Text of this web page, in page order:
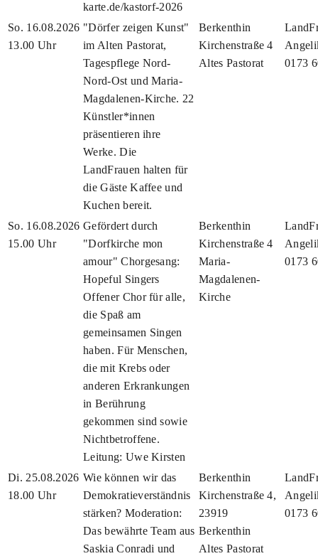
karte.de/kastorf-2026
So. 16.08.2026
13.00 Uhr
"Dörfer zeigen Kunst"
im Alten Pastorat,
Tagespflege Nord-
Nord-Ost und Maria-
Magdalenen-Kirche. 22
Künstler*innen
präsentieren ihre
Werke. Die
LandFrauen halten für
die Gäste Kaffee und
Kuchen bereit.
Berkenthin
Kirchenstraße 4
Altes Pastorat
0173
So. 16.08.2026
15.00 Uhr
Gefördert durch
"Dorfkirche mon
amour" Chorgesang:
Hopeful Singers
Offener Chor für alle,
die Spaß am
gemeinsamen Singen
haben. Für Menschen,
die mit Krebs oder
anderen Erkrankungen
in Berührung
gekommen sind sowie
Nichtbetroffene.
Leitung: Uwe Kirsten
Berkenthin
Kirchenstraße 4
Maria-
Magdalenen-
Kirche
0173
Di. 25.08.2026
18.00 Uhr
Wie können wir das
Demokratieverständnis
stärken? Moderation:
Das bewährte Team aus
Saskia Conradi und
Berkenthin
Kirchenstraße 4,
23919
Berkenthin
Altes Pastorat
0173